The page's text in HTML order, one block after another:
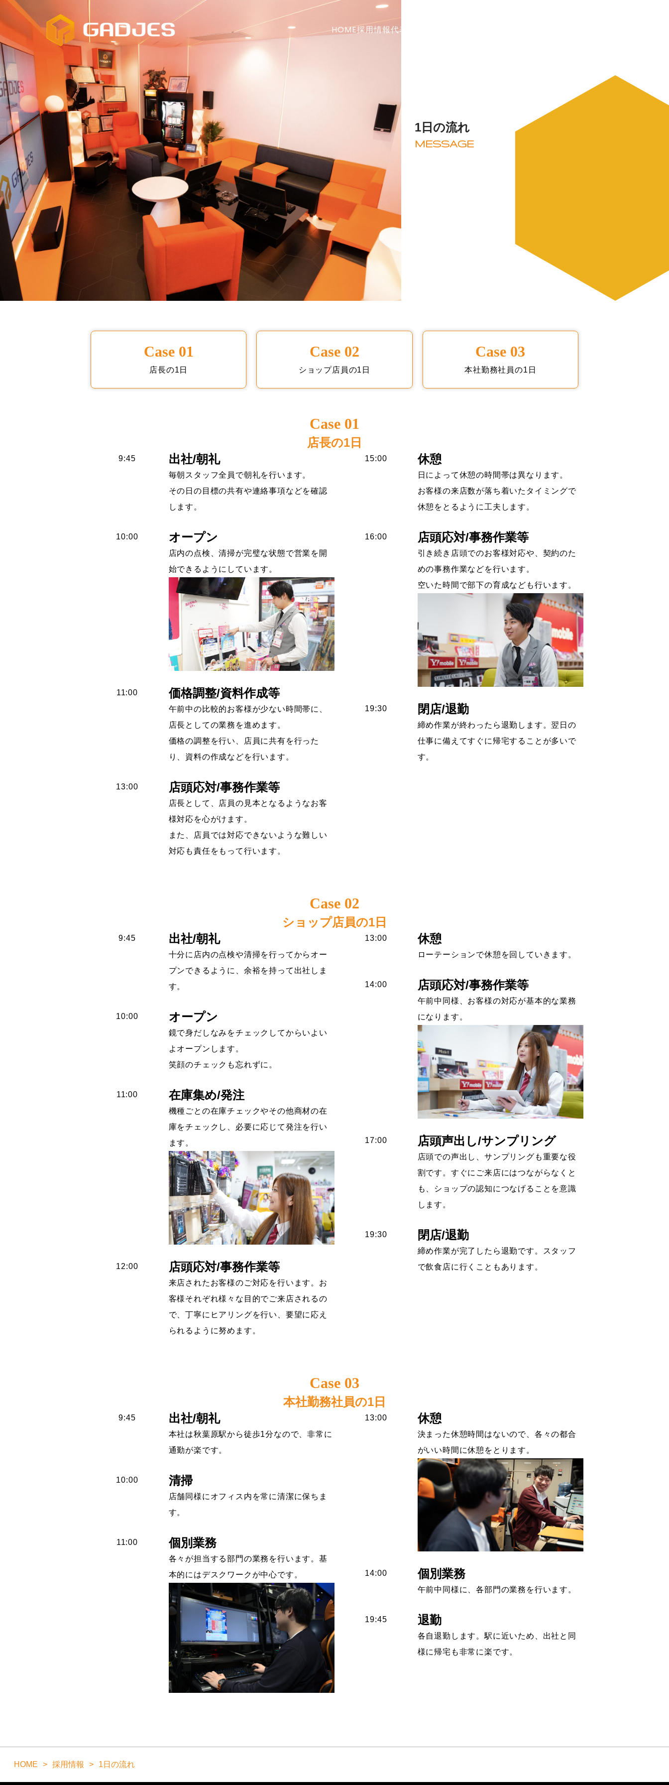
HOME採用情報代表メッセージ
1日の流れ
Case 01
店長の1日
Case 02
ショップ店員の1日
Case 03
本社勤務社員の1日
Case 01
店長の1日
9:45 出社/朝礼
毎朝スタッフ全員で朝礼を行います。
その日の目標の共有や連絡事項などを確認
します。
10:00 オープン
店内の点検、清掃が完璧な状態で営業を開
始できるようにしています。
11:00 価格調整/資料作成等
午前中の比較的お客様が少ない時間帯に、
店長としての業務を進めます。
価格の調整を行い、店員に共有を行った
り、資料の作成などを行います。
13:00 店頭応対/事務作業等
店長として、店員の見本となるようなお客
様対応を心がけます。
また、店員では対応できないような難しい
対応も責任をもって行います。
15:00 休憩
日によって休憩の時間帯は異なります。
お客様の来店数が落ち着いたタイミングで
休憩をとるように工夫します。
16:00 店頭応対/事務作業等
引き続き店頭でのお客様対応や、契約のた
めの事務作業などを行います。
空いた時間で部下の育成なども行います。
19:30 閉店/退勤
締め作業が終わったら退勤します。翌日の
仕事に備えてすぐに帰宅することが多いで
す。
Case 02
ショップ店員の1日
9:45 出社/朝礼
十分に店内の点検や清掃を行ってからオー
プンできるように、余裕を持って出社しま
す。
10:00 オープン
鏡で身だしなみをチェックしてからいよい
よオープンします。
笑顔のチェックも忘れずに。
11:00 在庫集め/発注
機種ごとの在庫チェックやその他商材の在
庫をチェックし、必要に応じて発注を行い
ます。
12:00 店頭応対/事務作業等
来店されたお客様のご対応を行います。お
客様それぞれ様々な目的でご来店されるの
で、丁寧にヒアリングを行い、要望に応え
られるように努めます。
13:00 休憩
ローテーションで休憩を回していきます。
14:00 店頭応対/事務作業等
午前中同様、お客様の対応が基本的な業務
になります。
17:00 店頭声出し/サンプリング
店頭での声出し、サンプリングも重要な役
割です。すぐにご来店にはつながらなくと
も、ショップの認知につなげることを意識
します。
19:30 閉店/退勤
締め作業が完了したら退勤です。スタッフ
で飲食店に行くこともあります。
Case 03
本社勤務社員の1日
9:45 出社/朝礼
本社は秋葉原駅から徒歩1分なので、非常に
通勤が楽です。
10:00 清掃
店舗同様にオフィス内を常に清潔に保ちま
す。
11:00 個別業務
各々が担当する部門の業務を行います。基
本的にはデスクワークが中心です。
13:00 休憩
決まった休憩時間はないので、各々の都合
がいい時間に休憩をとります。
14:00 個別業務
午前中同様に、各部門の業務を行います。
19:45 退勤
各自退勤します。駅に近いため、出社と同
様に帰宅も非常に楽です。
HOME 採用情報 1日の流れ